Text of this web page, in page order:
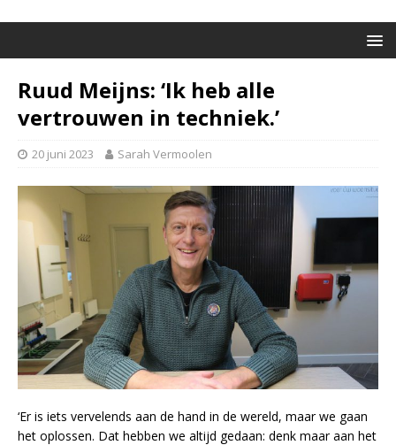
Ruud Meijns: ‘Ik heb alle
vertrouwen in techniek.’
20 juni 2023 Sarah Vermoolen
‘Er is iets vervelends aan de hand in de wereld, maar we gaan
het oplossen. Dat hebben we altijd gedaan: denk maar aan het